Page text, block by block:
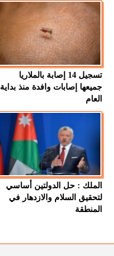
تسجيل 14 إصابة بالملاريا
جميعها إصابات وافدة منذ بداية
العام
الملك : حل الدولتين أساسي
لتحقيق السلام والازدهار في
المنطقة